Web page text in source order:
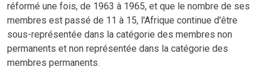
réformé une fois, de 1963 à 1965, et que le nombre de ses
membres est passé de 11 à 15, l'Afrique continue d'être
sous-représentée dans la catégorie des membres non
permanents et non représentée dans la catégorie des
membres permanents.